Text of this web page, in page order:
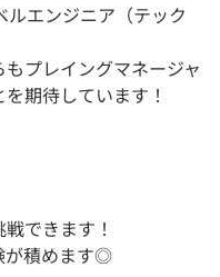
エンジニア（テック
プレイングマネージャ
期待しています！
できます！
が積めます◎